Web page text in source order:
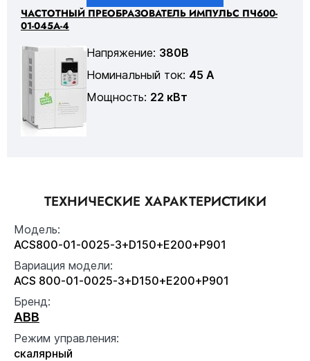
ЧАСТОТНЫЙ ПРЕОБРАЗОВАТЕЛЬ ИМПУЛЬС ПЧ600-
01-045А-4
Напряжение: 380В
Номинальный ток: 45 А
Мощность: 22 кВт
ТЕХНИЧЕСКИЕ ХАРАКТЕРИСТИКИ
Модель:
ACS800-01-0025-3+D150+E200+P901
Вариация модели:
ACS 800-01-0025-3+D150+E200+P901
Бренд:
ABB
Режим управления:
скалярный